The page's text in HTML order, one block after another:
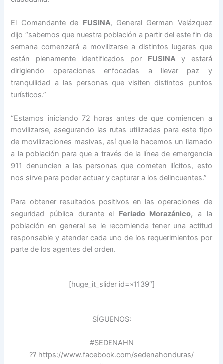
El Comandante de FUSINA, General German Velázquez
dijo “sabemos que nuestra población a partir del este fin de
semana comenzará a movilizarse a distintos lugares que
están plenamente identificados por FUSINAy estará
dirigiendo operaciones enfocadas a llevar paz y
tranquilidad a las personas que visiten distintos puntos
turísticos.”
“Estamos iniciando 72 horas antes de que comiencen a
movilizarse, asegurando las rutas utilizadas para este tipo
de movilizaciones masivas, así que le hacemos un llamado
a la población para que a través de la línea de emergencia
911 denuncien a las personas que cometen ilícitos, esto
nos sirve para poder actuar y capturar a los delincuentes.”
Para obtener resultados positivos en las operaciones de
seguridad pública durante el Feriado Morazánico, a la
población en general se le recomienda tener una actitud
responsable y atender cada uno de los requerimientos por
parte de los agentes del orden.
[huge_it_slider id=»1139″]
SÍGUENOS:
#SEDENAHN
?? https://www.facebook.com/sedenahonduras/